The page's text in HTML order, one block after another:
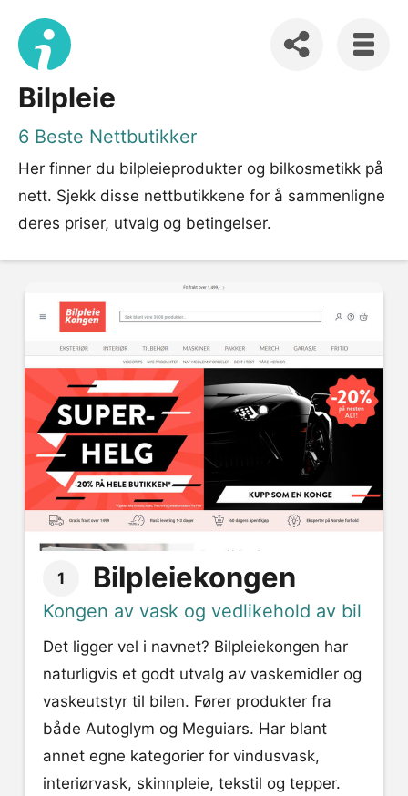
Bilpleie
6 Beste Nettbutikker
Her finner du bilpleieprodukter og bilkosmetikk på
nett. Sjekk disse nettbutikkene for å sammenligne
deres priser, utvalg og betingelser.
1 Bilpleiekongen
Kongen av vask og vedlikehold av bil
Det ligger vel i navnet? Bilpleiekongen har
naturligvis et godt utvalg av vaskemidler og
vaskeutstyr til bilen. Fører produkter fra
både Autoglym og Meguiars. Har blant
annet egne kategorier for vindusvask,
interiørvask, skinnpleie, tekstil og tepper.